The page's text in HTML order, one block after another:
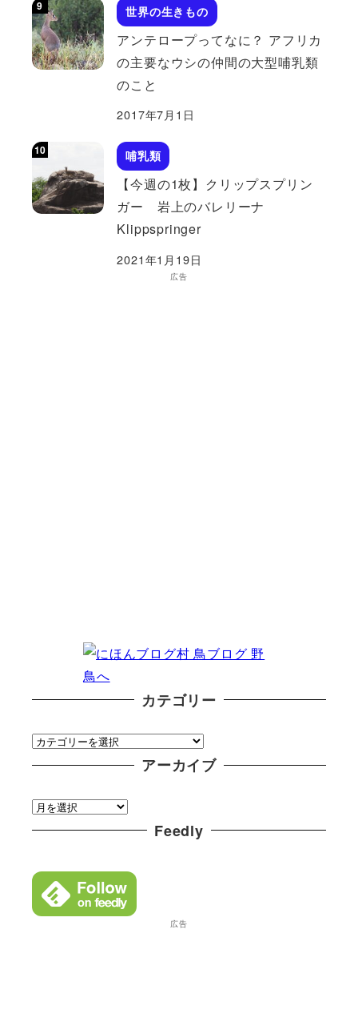
世界の生きもの
アンテロープってなに？ アフリカ
の主要なウシの仲間の大型哺乳類
のこと
2017年7月1日
哺乳類
【今週の1枚】クリップスプリン
ガー 岩上のバレリーナ
Klippspringer
2021年1月19日
広告
カテゴリー
カ
テ
リ
ー
アーカイブ
ア
ー
イ
ブ
Feedly
広告